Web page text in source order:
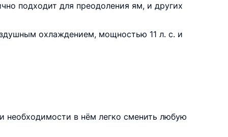
подходит для преодоления ям, и других
охлаждением, мощностью 11 л. с. и
необходимости в нём легко сменить любую